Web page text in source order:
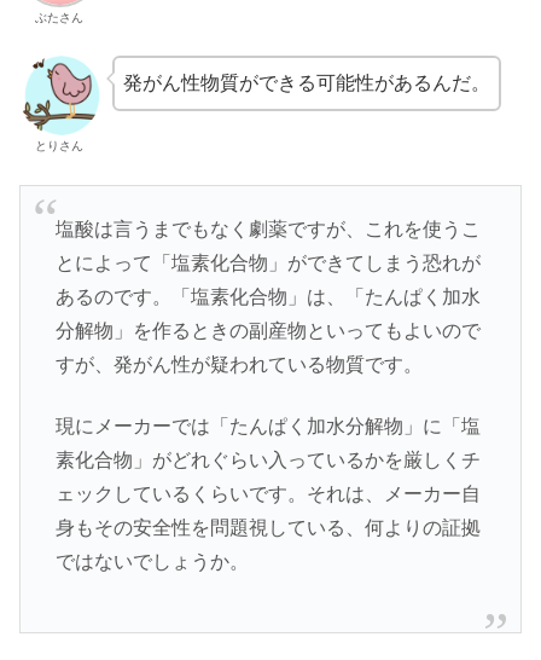
ぶたさん
とりさん
発がん性物質ができる可能性があるんだ。
塩酸は言うまでもなく劇薬ですが、これを使うこ
とによって「塩素化合物」ができてしまう恐れが
あるのです。「塩素化合物」は、「たんぱく加水
分解物」を作るときの副産物といってもよいので
すが、発がん性が疑われている物質です。
現にメーカーでは「たんぱく加水分解物」に「塩
素化合物」がどれぐらい入っているかを厳しくチ
ェックしているくらいです。それは、メーカー自
身もその安全性を問題視している、何よりの証拠
ではないでしょうか。